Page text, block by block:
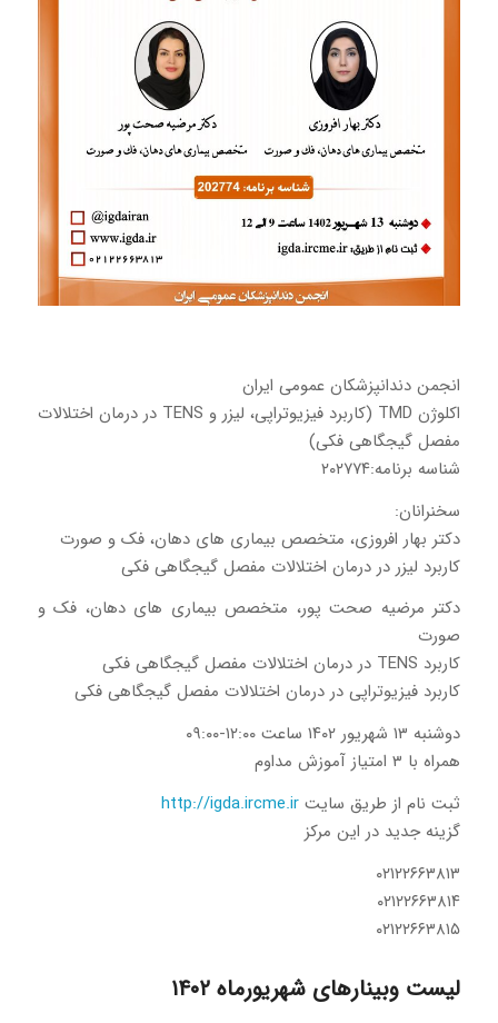
انجمن دندانپزشکان عمومی ایران
اکلوژن TMD (کاربرد فیزیوتراپی، لیزر و TENS در درمان اختلالات
مفصل گیجگاهی فکی)
شناسه برنامه:۲۰۲۷۷۴
سخنرانان:
دکتر بهار افروزی، متخصص بیماری های دهان، فک و صورت
کاربرد لیزر در درمان اختلالات مفصل گیجگاهی فکی
دکتر مرضیه صحت پور، متخصص بیماری های دهان، فک و
صورت
کاربرد TENS در درمان اختلالات مفصل گیجگاهی فکی
کاربرد فیزیوتراپی در درمان اختلالات مفصل گیجگاهی فکی
دوشنبه ۱۳ شهریور ۱۴۰۲ ساعت ۱۲:۰۰-۰۹:۰۰
همراه با ۳ امتیاز آموزش مداوم
ثبت نام از طریق سایت http://igda.ircme.ir
گزینه جدید در این مرکز
۰۲۱۲۲۶۶۳۸۱۳
۰۲۱۲۲۶۶۳۸۱۴
۰۲۱۲۲۶۶۳۸۱۵
لیست وبینارهای شهریورماه ۱۴۰۲